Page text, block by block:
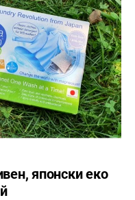
японски еко